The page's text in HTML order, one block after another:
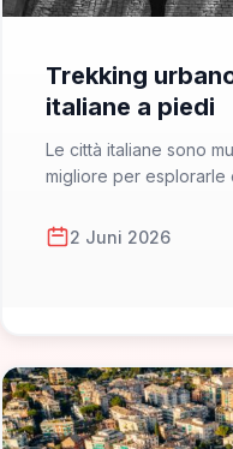
Trekking
italiane a piedi
Le città italiane sono
migliore per esplorarle
2 Juni 2026